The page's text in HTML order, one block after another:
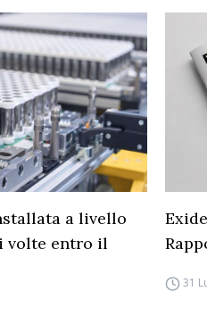
a livello
volte entro il
31